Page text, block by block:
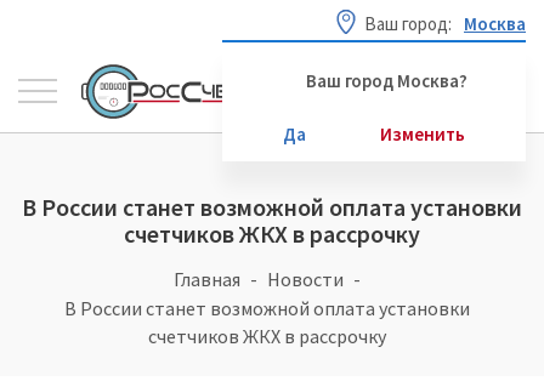
Ваш город: Москва
Ваш город Москва?
Да Изменить
В России станет возможной оплата установки
счетчиков ЖКХ в рассрочку
Главная
Новости
В России станет возможной оплата установки
счетчиков ЖКХ в рассрочку